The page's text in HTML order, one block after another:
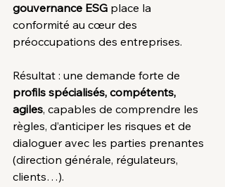
gouvernance ESG place la
conformité au cœur des
préoccupations des entreprises.
Résultat : une demande forte de
profils spécialisés, compétents,
agiles, capables de comprendre les
règles, d’anticiper les risques et de
dialoguer avec les parties prenantes
(direction générale, régulateurs,
clients…).